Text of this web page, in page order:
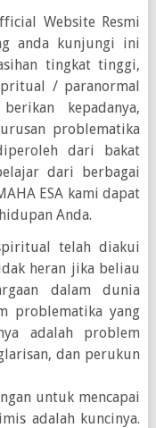
Website Resmi
anda kunjungi ini
tingkat tinggi,
/ paranormal
kepadanya,
problematika
dari bakat
dari berbagai
ESA kami dapat
Anda.
telah diakui
heran jika beliau
dalam dunia
problematika yang
adalah problem
dan perukun
untuk mencapai
adalah kuncinya.